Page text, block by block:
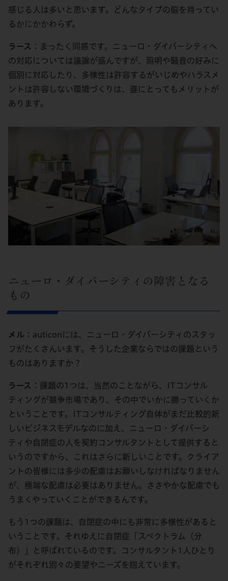
感じる人は多いと思います。どんなタイプの脳を持ってい
るかにかかわらず。
ラース
：まったく同感です。ニューロ・ダイバーシティへ
の対応については議論が盛んですが、照明や騒音の好みに
個別に対応したり、多様性は許容するがいじめやハラスメ
ントは許容しない環境づくりは、誰にとってもメリットが
あります。
ニューロ・ダイバーシティの障害となる
もの
メル： auticonには、ニューロ・ダイバーシティのスタッ
フがたくさんいます。そうした企業ならではの課題という
ものはありますか？
ラース ：課題の1つは、当然のことながら、ITコンサル
ティングが競争市場であり、その中でいかに勝っていくか
ということです。ITコンサルティング自体がまだ比較的新
しいビジネスモデルなのに加え、ニューロ・ダイバーシ
ティや自閉症の人を契約コンサルタントとして提供すると
いうのですから、これはさらに新しいことです。クライア
ントの皆様には多少の配慮はお願いしなければなりません
が、極端な配慮は必要はありません。ささやかな配慮でも
うまくやっていくことができるんです。
もう1つの課題は、自閉症の中にも非常に多様性があると
いうことです。それゆえに自閉症「スペクトラム（分
布）」と呼ばれているのです。コンサルタント1人ひとり
がそれぞれ別々の要望やニーズを抱えています。